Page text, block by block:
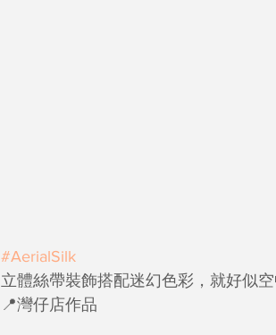
#AerialSilk
立體絲帶裝飾搭配迷幻色彩，就好似
📍灣仔店作品